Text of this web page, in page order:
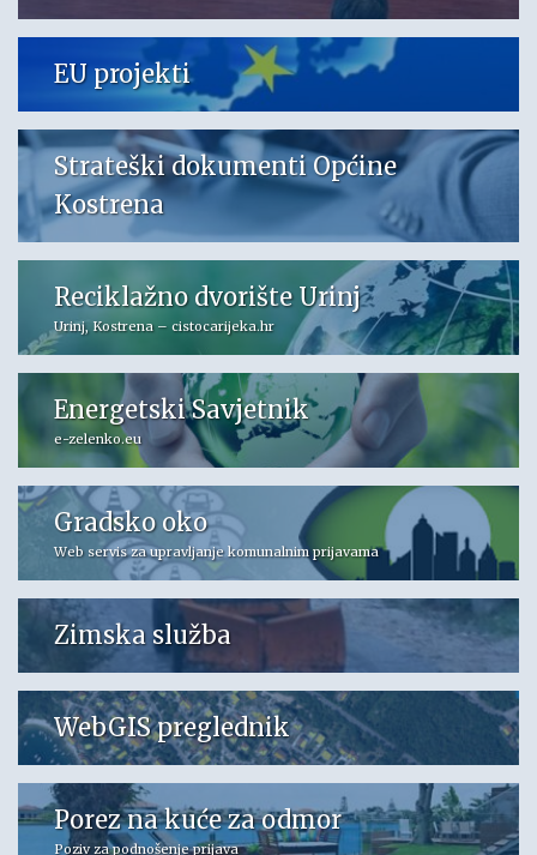
EU projekti
Strateški dokumenti Općine
Kostrena
Reciklažno dvorište Urinj
Urinj, Kostrena – cistocarijeka.hr
Energetski Savjetnik
e-zelenko.eu
Gradsko oko
Web servis za upravljanje komunalnim prijavama
Zimska služba
WebGIS preglednik
Porez na kuće za odmor
Poziv za podnošenje prijava